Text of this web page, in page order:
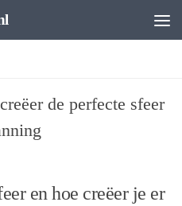
de perfecte sfeer
en hoe creëer je er